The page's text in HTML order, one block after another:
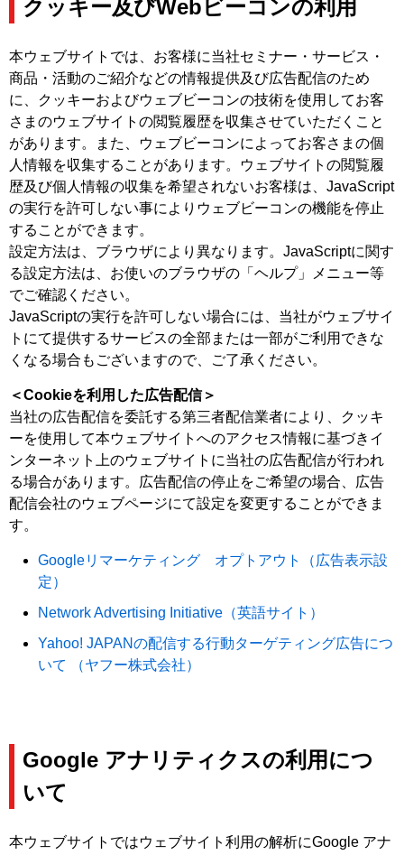
クッキー及びWebビーコンの利用
本ウェブサイトでは、お客様に当社セミナー・サービス・
商品・活動のご紹介などの情報提供及び広告配信のため
に、クッキーおよびウェブビーコンの技術を使用してお客
さまのウェブサイトの閲覧履歴を収集させていただくこと
があります。また、ウェブビーコンによってお客さまの個
人情報を収集することがあります。ウェブサイトの閲覧履
歴及び個人情報の収集を希望されないお客様は、JavaScript
の実行を許可しない事によりウェブビーコンの機能を停止
することができます。
設定方法は、ブラウザにより異なります。JavaScriptに関す
る設定方法は、お使いのブラウザの「ヘルプ」メニュー等
でご確認ください。
JavaScriptの実行を許可しない場合には、当社がウェブサイ
トにて提供するサービスの全部または一部がご利用できな
くなる場合もございますので、ご了承ください。
＜Cookieを利用した広告配信＞
当社の広告配信を委託する第三者配信業者により、クッキ
ーを使用して本ウェブサイトへのアクセス情報に基づきイ
ンターネット上のウェブサイトに当社の広告配信が行われ
る場合があります。広告配信の停止をご希望の場合、広告
配信会社のウェブページにて設定を変更することができま
す。
Googleリマーケティング オプトアウト（広告表示設
定）
Network Advertising Initiative（英語サイト）
Yahoo! JAPANの配信する行動ターゲティング広告につ
いて （ヤフー株式会社）
Google アナリティクスの利用につ
いて
本ウェブサイトではウェブサイト利用の解析にGoogle アナ